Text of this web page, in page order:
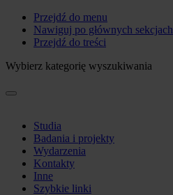
Przejdź do menu
Nawiguj po głównych sekcjach
Przejdź do treści
Wybierz kategorię wyszukiwania
Studia
Badania i projekty
Wydarzenia
Kontakty
Inne
Szybkie linki